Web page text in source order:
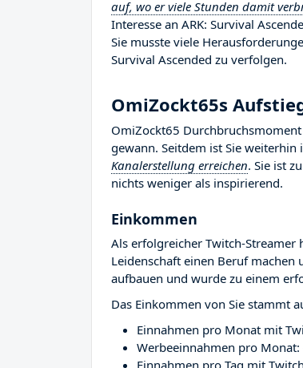
auf, wo er viele Stunden damit
Interesse an ARK: Survival
Sie musste viele
Survival Ascended zu verfolgen.
OmiZockt65s
OmiZockt65
gewann. Seitdem ist Sie
Kanalerstellung erreichen. Sie ist
nichts weniger als inspirierend.
Einkommen
Als erfolgreicher Twitch-Streamer
Leidenschaft einen Beruf
aufbauen und wurde zu einem
Das Einkommen von Sie stammt
Einnahmen pro Monat mit
Werbeeinnahmen pro Monat:
Einnahmen pro Tag mit